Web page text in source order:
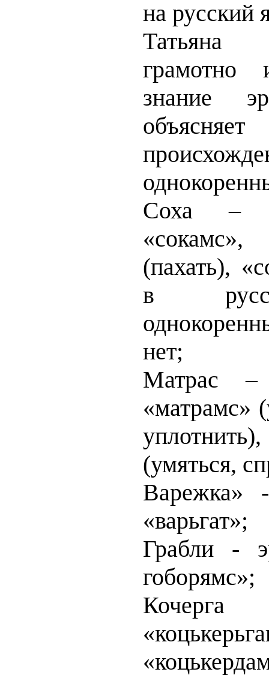
на русский
Татьяна
грамотно
знание
Соха –
(пахать),
в
нет;
Матрас –
«матрамс»
(умяться,
Варежка»
«варьгат»;
Грабли -
гоборямс»;